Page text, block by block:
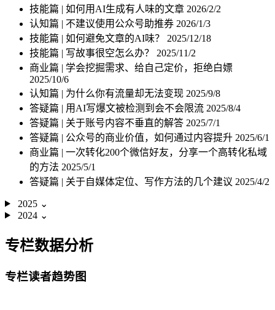
技能篇 | 如何用AI生成有人味的文章 2026/2/2
认知篇 | 不建议使用公众号助推券 2026/1/3
技能篇 | 如何避免文章的AI味？ 2025/12/18
技能篇 | 写故事很空怎么办？ 2025/11/2
商业篇 | 学会挖掘需求、给自己定价，拒绝白嫖
2025/10/6
认知篇 | 为什么你有流量却无法变现 2025/9/8
答疑篇 | 用AI写爆文被检测到会不会限流 2025/8/4
答疑篇 | 关于账号内容不垂直的解答 2025/7/1
答疑篇 | 公众号的商业价值，如何通过内容提升 2025/6/1
商业篇 | 一次转化200个微信好友，分享一个高转化私域
的方法 2025/5/1
答疑篇 | 关于自媒体定位、写作方法的几个建议 2025/4/2
2025 ⌄
2024 ⌄
专栏数据分析
专栏读者趋势图